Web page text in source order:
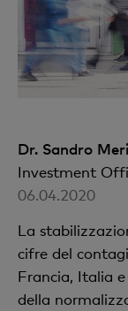
Dr. Sandro
Investment
06.04.2020
La
cifre del
Francia, Italia
della